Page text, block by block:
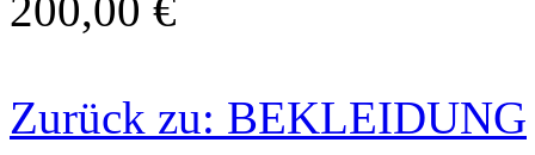
Zurück zu: BEKLEIDUNG